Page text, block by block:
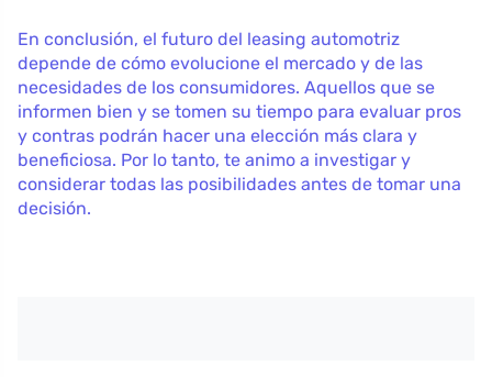
En conclusión, el futuro del leasing automotriz
depende de cómo evolucione el mercado y de las
necesidades de los consumidores. Aquellos que se
informen bien y se tomen su tiempo para evaluar pros
y contras podrán hacer una elección más clara y
beneficiosa. Por lo tanto, te animo a investigar y
considerar todas las posibilidades antes de tomar una
decisión.